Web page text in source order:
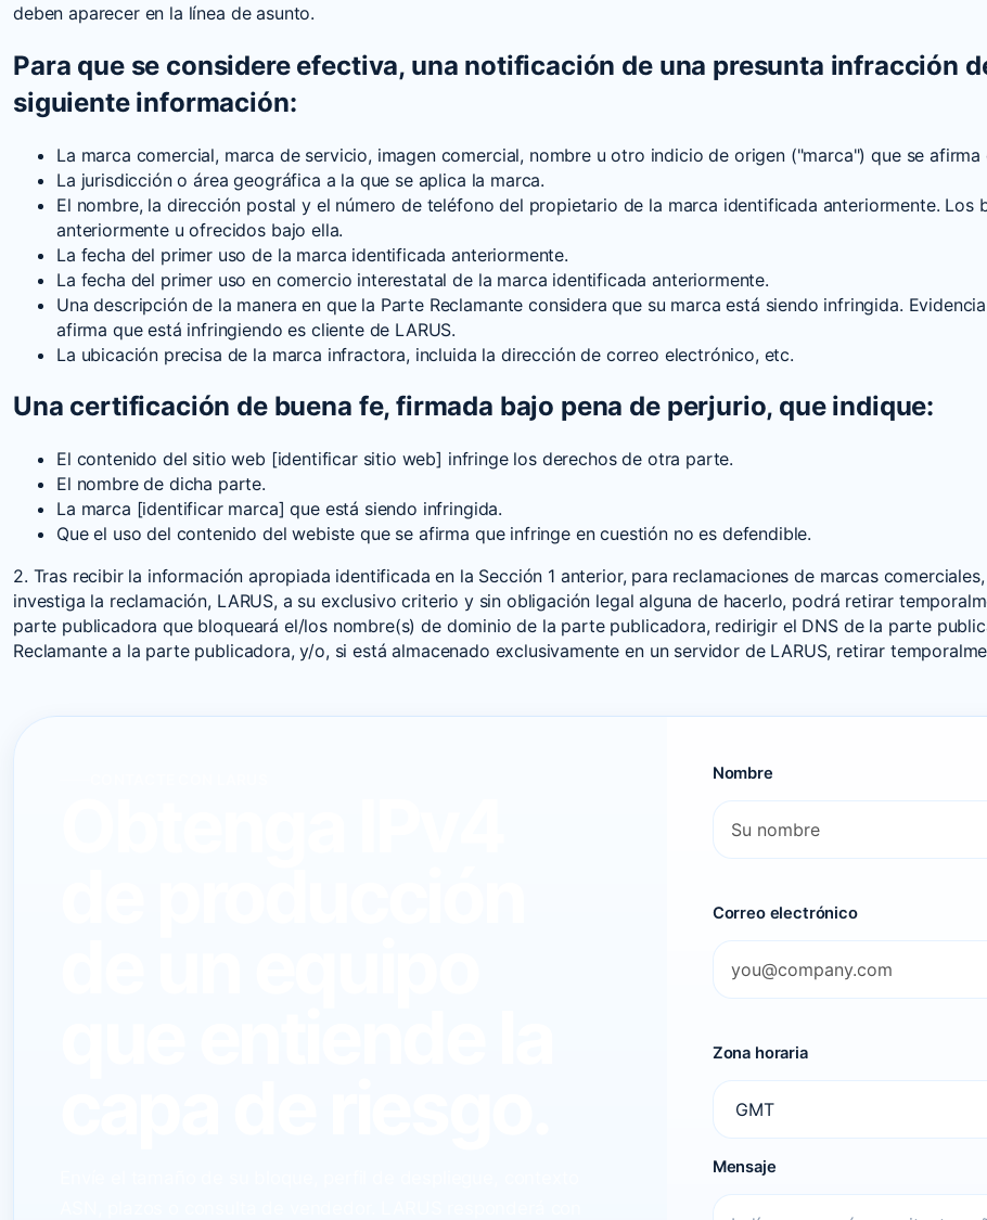
deben aparecer en la línea de asunto.
Para que se considere efectiva, una notificación de una presunta infracción
siguiente información:
La marca comercial, marca de servicio, imagen comercial, nombre u otro indicio de origen ("marca") que se
La jurisdicción o área geográfica a la que se aplica la marca.
El nombre, la dirección postal y el número de teléfono del propietario de la marca identificada anteriormente.
anteriormente u ofrecidos bajo ella.
La fecha del primer uso de la marca identificada anteriormente.
La fecha del primer uso en comercio interestatal de la marca identificada anteriormente.
Una descripción de la manera en que la Parte Reclamante considera que su marca está siendo infringida.
afirma que está infringiendo es cliente de LARUS.
La ubicación precisa de la marca infractora, incluida la dirección de correo electrónico, etc.
Una certificación de buena fe, firmada bajo pena de perjurio, que indique:
El contenido del sitio web [identificar sitio web] infringe los derechos de otra parte.
El nombre de dicha parte.
La marca [identificar marca] que está siendo infringida.
Que el uso del contenido del webiste que se afirma que infringe en cuestión no es defendible.
2. Tras recibir la información apropiada identificada en la Sección 1 anterior, para reclamaciones de marcas
investiga la reclamación, LARUS, a su exclusivo criterio y sin obligación legal alguna de hacerlo, podrá retirar
parte publicadora que bloqueará el/los nombre(s) de dominio de la parte publicadora, redirigir el DNS de la parte
Reclamante a la parte publicadora, y/o, si está almacenado exclusivamente en un servidor de LARUS, retirar
Nombre
Correo electrónico
Zona horaria
Mensaje